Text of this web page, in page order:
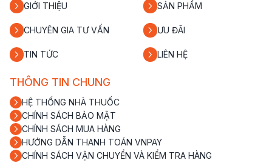
GIỚI THIỆU SẢN PHẨM
CHUYÊN GIA TƯ VẤN ƯU ĐÃI
TIN TỨC LIÊN HỆ
THÔNG TIN CHUNG
HỆ THỐNG NHÀ THUỐC
CHÍNH SÁCH BẢO MẬT
CHÍNH SÁCH MUA HÀNG
HƯỚNG DẪN THANH TOÁN VNPAY
CHÍNH SÁCH VẬN CHUYỂN VÀ KIỂM TRA HÀNG